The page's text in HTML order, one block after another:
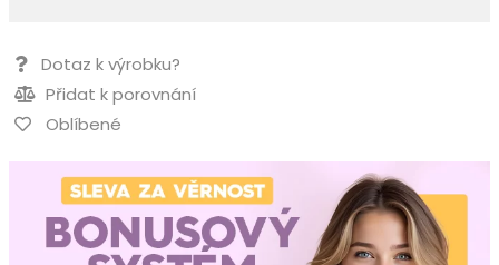
Dotaz k výrobku?
Přidat k porovnání
Oblíbené